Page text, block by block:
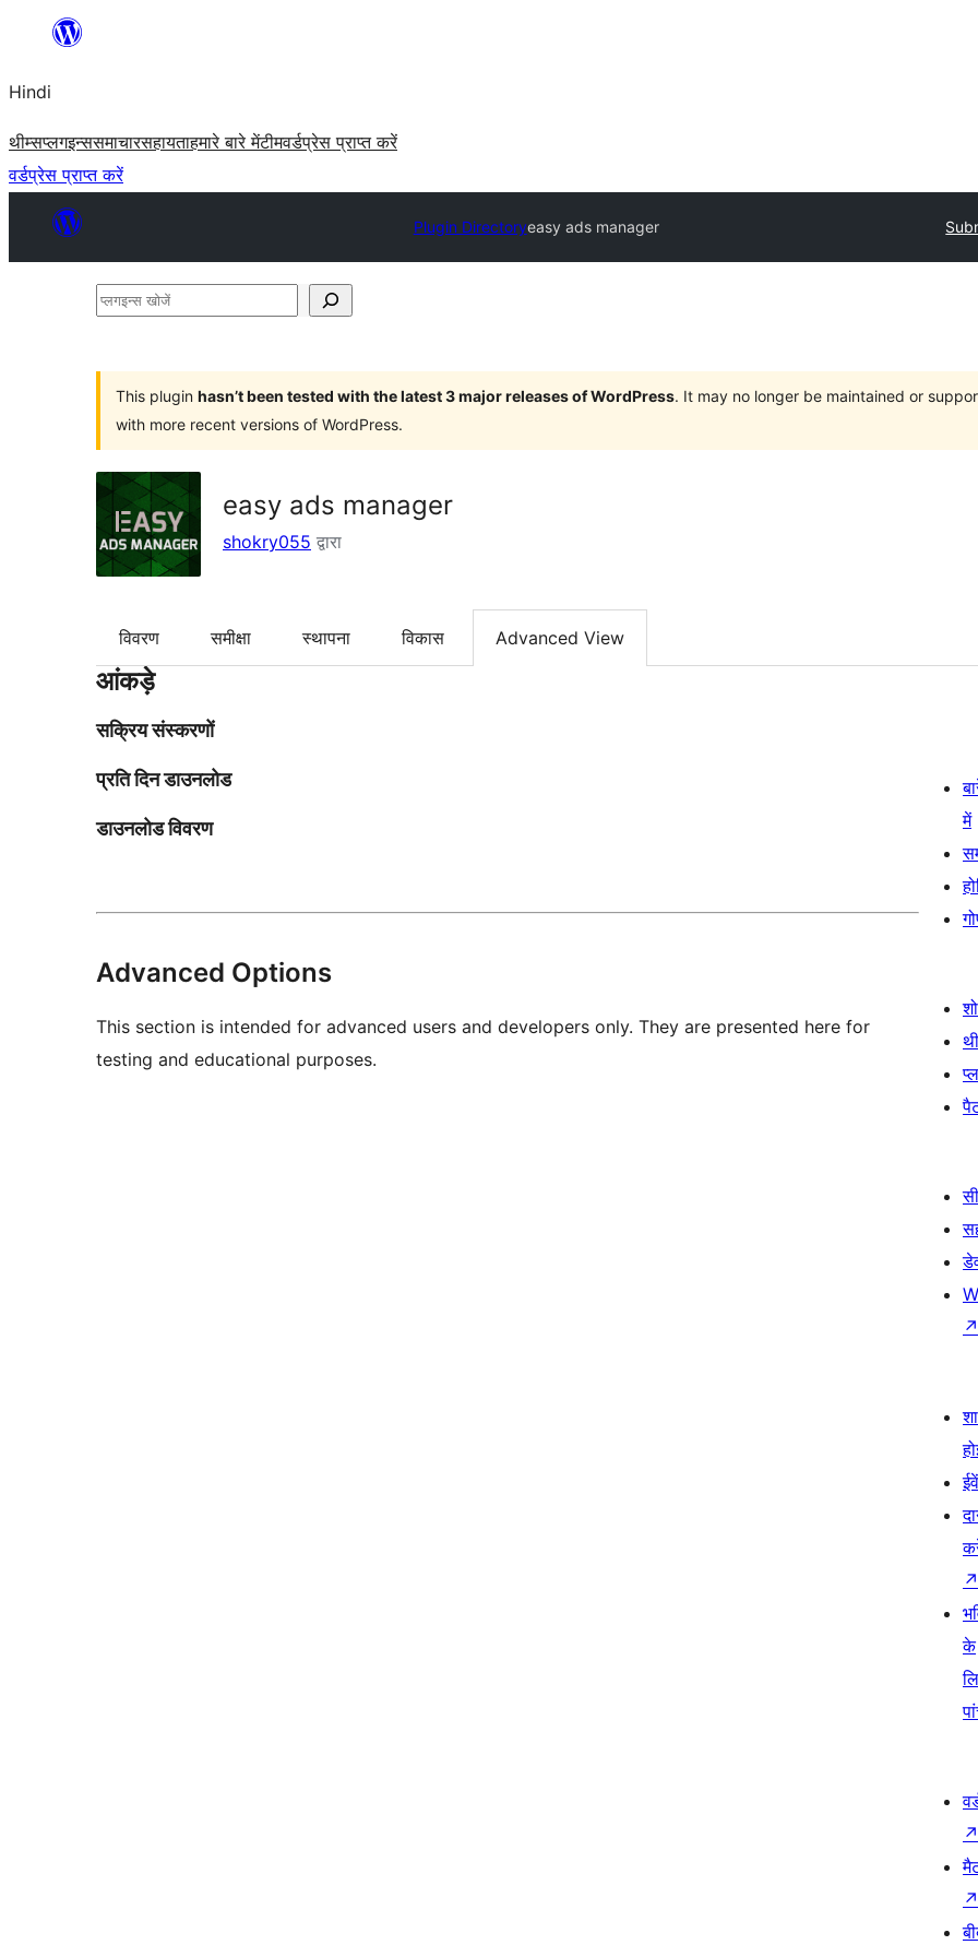
सामग्री
जाएं
Hindi
थीम्सप्लगइन्ससमाचारसहायताहमारे बारे मेंटीमवर्डप्रेस प्राप्त करें
वर्डप्रेस प्राप्त करें
Plugin Directoryeasy ads manager
प्लगइन्स
This plugin hasn’t been tested with the latest 3 major releases of WordPress. It may no longer be maintained or
with more recent versions of WordPress.
easy ads manager
shokry055 द्वारा
विवरण समीक्षा स्थापना विकास Advanced View
आंकड़े
सक्रिय संस्करणों
प्रति दिन डाउनलोड
डाउनलोड विवरण
Advanced Options
This section is intended for advanced users and developers only. They are presented here for
testing and educational purposes.
में
↗
↗
के
↗
↗